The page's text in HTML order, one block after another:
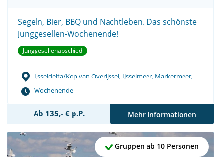
Segeln, Bier, BBQ und Nachtleben. Das schönste
Junggesellen-Wochenende!
Junggesellenabschied
IJsseldelta/Kop van Overijssel, IJsselmeer, Markermeer,
Wattenmeer
Wochenende
Ab 135,- € p.P. Mehr Informationen
Gruppen ab 10 Personen